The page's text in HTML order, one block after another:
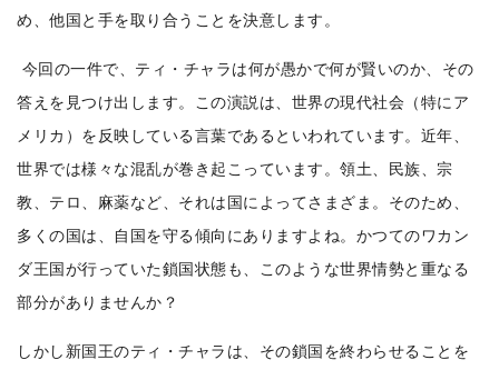
め、他国と手を取り合うことを決意します。
今回の一件で、ティ・チャラは何が愚かで何が賢いのか、その
答えを見つけ出します。
この演説は、世界の現代社会（特にア
メリカ）を反映している言葉であるといわれています。 近年、
世界では様々な混乱が巻き起こっています。領土、民族、宗
教、テロ、麻薬など、それは国によってさまざま。そのため、
多くの国は、自国を守る傾向にありますよね。 かつてのワカン
ダ王国が行っていた鎖国状態も、このような世界情勢と重なる
部分がありませんか？
しかし新国王のティ・チャラは、その鎖国を終わらせることを